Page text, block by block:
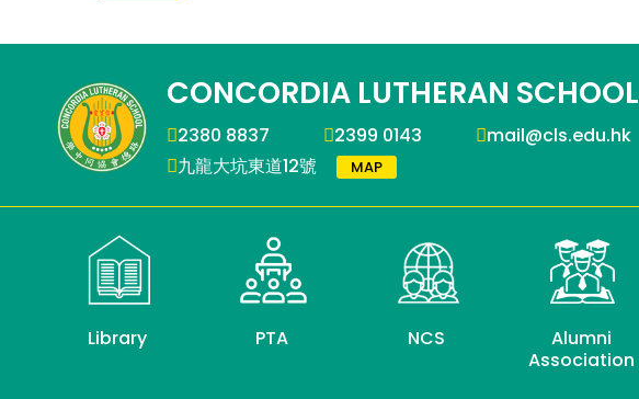
CONCORDIA LUTHERAN SCHOOL
2380 8837 2399 0143
mail@cls.edu.hk
九龍大坑東道12號
MAP
Library PTA NCS
Alumni
Association